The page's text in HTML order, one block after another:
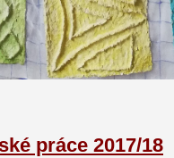
práce 2017/18